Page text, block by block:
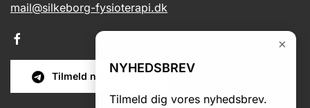
mail@silkeborg-fysioterapi.dk
Tilmeld nyhedsbrev
×
NYHEDSBREV
Tilmeld dig vores nyhedsbrev.